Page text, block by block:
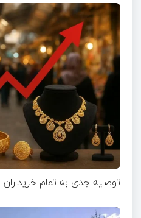
توصیه جدی به تمام خریداران